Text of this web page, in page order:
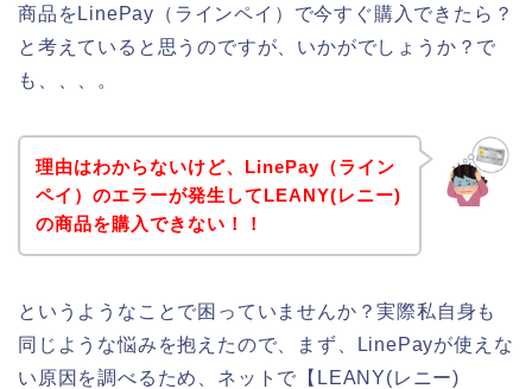
商品をLinePay（ラインペイ）で今すぐ購入できたら？
と考えていると思うのですが、いかがでしょうか？で
も、、、。
理由はわからないけど、LinePay（ライン
ペイ）のエラーが発生してLEANY(レニー)
の商品を購入できない！！
というようなことで困っていませんか？実際私自身も
同じような悩みを抱えたので、まず、LinePayが使えな
い原因を調べるため、ネットで【LEANY(レニー)